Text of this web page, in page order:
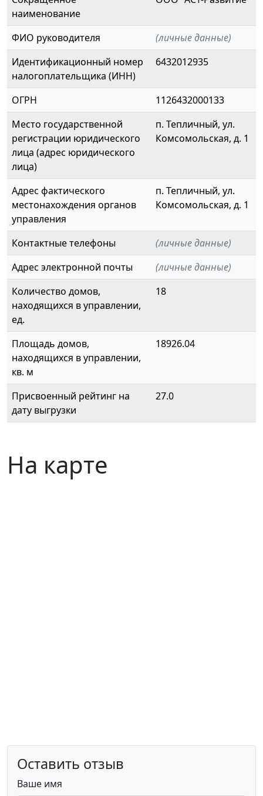
наименование
ФИО руководителя
(личные данные)
Идентификационный номер
налогоплательщика (ИНН)
6432012935
ОГРН
1126432000133
Место государственной
регистрации юридического
лица (адрес юридического
лица)
п. Тепличный, ул.
Комсомольская, д. 1
Адрес фактического
местонахождения органов
управления
п. Тепличный, ул.
Комсомольская, д. 1
Контактные телефоны
(личные данные)
Адрес электронной почты
(личные данные)
Количество домов,
находящихся в управлении,
ед.
18
Площадь домов,
находящихся в управлении,
кв. м
18926.04
Присвоенный рейтинг на
дату выгрузки
27.0
На карте
Оставить отзыв
Ваше имя